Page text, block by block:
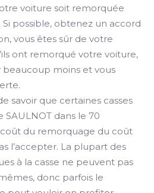
voiture soit remorquée
Si possible, obtenez un accord
vous êtes sûr de votre
ont remorqué votre voiture,
beaucoup moins et vous
savoir que certaines casses
dans le 70
du remorquage du coût
l’accepter. La plupart des
à la casse ne peuvent pas
donc parfois le